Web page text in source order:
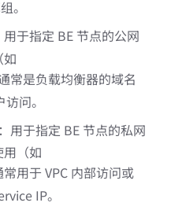
。
用于指定 BE 节点的公网
常是负载均衡器的域名
问。
：用于指定 BE 节点的私网
（如
用于 VPC 内部访问或
IP。